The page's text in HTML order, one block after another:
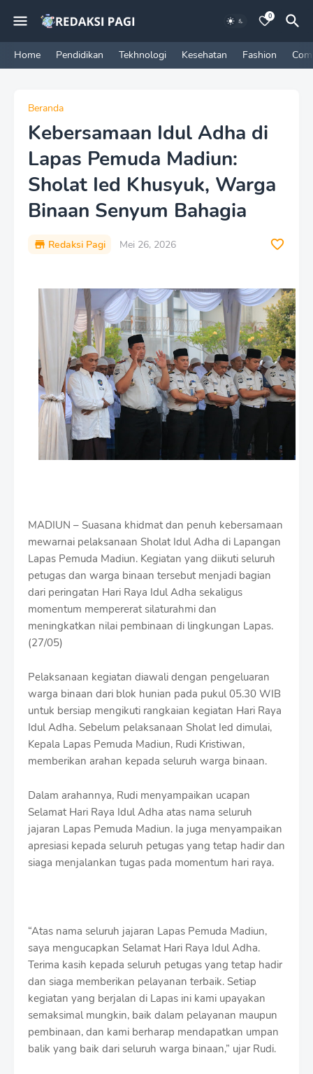
0
Home Pendidikan Tekhnologi Kesehatan Fashion
Beranda
Kebersamaan Idul Adha di
Lapas Pemuda Madiun:
Sholat Ied Khusyuk, Warga
Binaan Senyum Bahagia
Redaksi Pagi Mei 26, 2026
MADIUN – Suasana khidmat dan penuh kebersamaan
mewarnai pelaksanaan Sholat Idul Adha di Lapangan
Lapas Pemuda Madiun. Kegiatan yang diikuti seluruh
petugas dan warga binaan tersebut menjadi bagian
dari peringatan Hari Raya Idul Adha sekaligus
momentum mempererat silaturahmi dan
meningkatkan nilai pembinaan di lingkungan Lapas.
(27/05)
Pelaksanaan kegiatan diawali dengan pengeluaran
warga binaan dari blok hunian pada pukul 05.30 WIB
untuk bersiap mengikuti rangkaian kegiatan Hari Raya
Idul Adha. Sebelum pelaksanaan Sholat Ied dimulai,
Kepala Lapas Pemuda Madiun, Rudi Kristiwan,
memberikan arahan kepada seluruh warga binaan.
Dalam arahannya, Rudi menyampaikan ucapan
Selamat Hari Raya Idul Adha atas nama seluruh
jajaran Lapas Pemuda Madiun. Ia juga menyampaikan
apresiasi kepada seluruh petugas yang tetap hadir dan
siaga menjalankan tugas pada momentum hari raya.
“Atas nama seluruh jajaran Lapas Pemuda Madiun,
saya mengucapkan Selamat Hari Raya Idul Adha.
Terima kasih kepada seluruh petugas yang tetap hadir
dan siaga memberikan pelayanan terbaik. Setiap
kegiatan yang berjalan di Lapas ini kami upayakan
semaksimal mungkin, baik dalam pelayanan maupun
pembinaan, dan kami berharap mendapatkan umpan
balik yang baik dari seluruh warga binaan,” ujar Rudi.
g
n
W
i
t
h
S
r
o
f
e
m
p
l
t
s